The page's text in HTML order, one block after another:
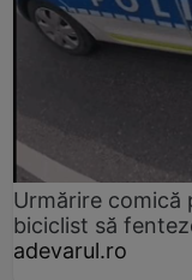
Urmărire comică
biciclist să
adevarul.ro